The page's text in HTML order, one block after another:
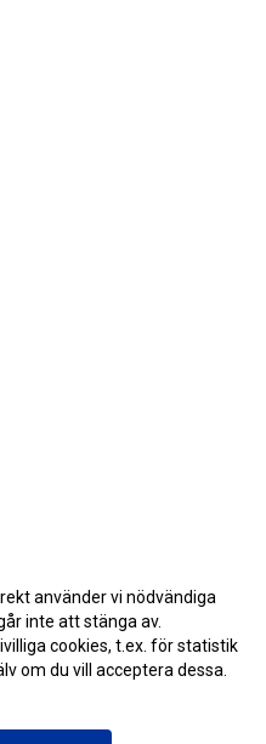
använder vi nödvändiga
inte att stänga av.
cookies, t.ex. för statistik
om du vill acceptera dessa.